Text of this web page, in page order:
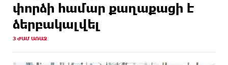
փորձի համար քաղաքացի է
ձերբակալվել
3 ԺԱՄ ԱՌԱՋ